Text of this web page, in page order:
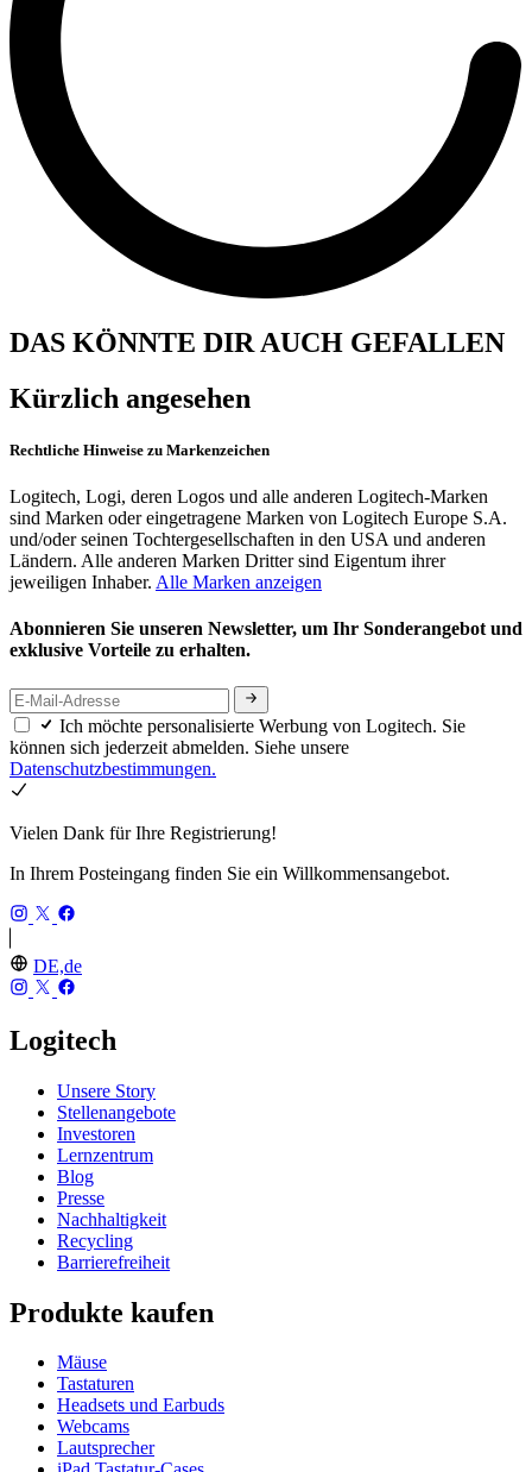
DAS KÖNNTE DIR AUCH GEFALLEN
Kürzlich angesehen
Rechtliche Hinweise zu Markenzeichen
Logitech, Logi, deren Logos und alle anderen Logitech-Marken
sind Marken oder eingetragene Marken von Logitech Europe S.A.
und/oder seinen Tochtergesellschaften in den USA und anderen
Ländern. Alle anderen Marken Dritter sind Eigentum ihrer
jeweiligen Inhaber. Alle Marken anzeigen
Abonnieren Sie unseren Newsletter, um Ihr Sonderangebot und
exklusive Vorteile zu erhalten.
Ich möchte personalisierte Werbung von Logitech. Sie
können sich jederzeit abmelden. Siehe unsere
Datenschutzbestimmungen.
Vielen Dank für Ihre Registrierung!
In Ihrem Posteingang finden Sie ein Willkommensangebot.
DE,de
Logitech
Unsere Story
Stellenangebote
Investoren
Lernzentrum
Blog
Presse
Nachhaltigkeit
Recycling
Barrierefreiheit
Produkte kaufen
Mäuse
Tastaturen
Headsets und Earbuds
Webcams
Lautsprecher